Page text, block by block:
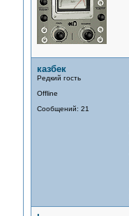
казбек
Редкий гость
Offline
Сообщений: 21